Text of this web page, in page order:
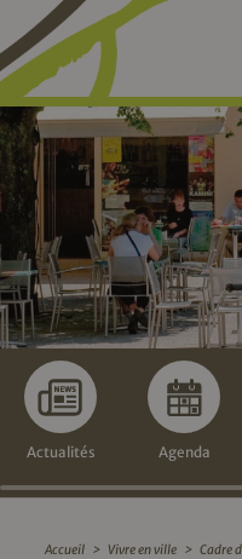
Actualités Agenda
Accueil > Vivre en ville > Cadre